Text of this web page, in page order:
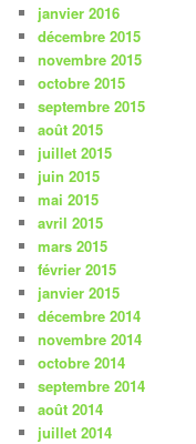
janvier 2016
décembre 2015
novembre 2015
octobre 2015
septembre 2015
août 2015
juillet 2015
juin 2015
mai 2015
avril 2015
mars 2015
février 2015
janvier 2015
décembre 2014
novembre 2014
octobre 2014
septembre 2014
août 2014
juillet 2014